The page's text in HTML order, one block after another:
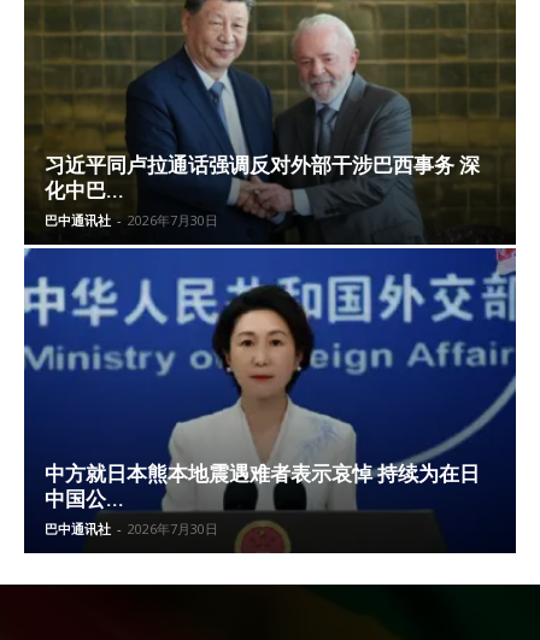
习近平同卢拉通话强调反对外部干涉巴西事务 深
化中巴...
巴中通讯社 - 2026年7月30日
中方就日本熊本地震遇难者表示哀悼 持续为在日
中国公...
巴中通讯社 - 2026年7月30日